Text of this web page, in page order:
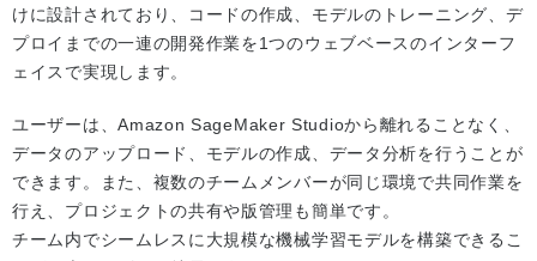
けに設計されており、コードの作成、モデルのトレーニング、デ
プロイまでの一連の開発作業を1つのウェブベースのインターフ
ェイスで実現します。
ユーザーは、Amazon SageMaker Studioから離れることなく、
データのアップロード、モデルの作成、データ分析を行うことが
できます。また、複数のチームメンバーが同じ環境で共同作業を
行え、プロジェクトの共有や版管理も簡単です。
チーム内でシームレスに大規模な機械学習モデルを構築できるこ